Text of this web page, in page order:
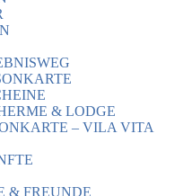
& LODGE
– VILA VITA
& FREUNDE